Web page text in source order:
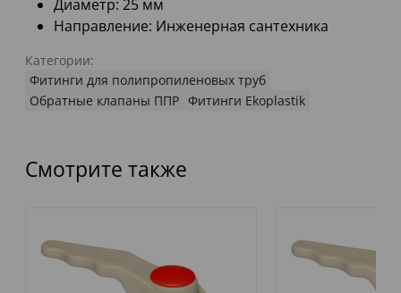
Диаметр: 25 мм
Направление: Инженерная сантехника
Категории:
Фитинги для полипропиленовых труб
Обратные клапаны ППР Фитинги Ekoplastik
Смотрите также